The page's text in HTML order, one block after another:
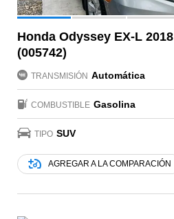
Honda Odyssey EX-L 2018
(005742)
TRANSMISIÓN Automática
COMBUSTIBLE Gasolina
TIPO SUV
AGREGAR A LA COMPARACIÓN